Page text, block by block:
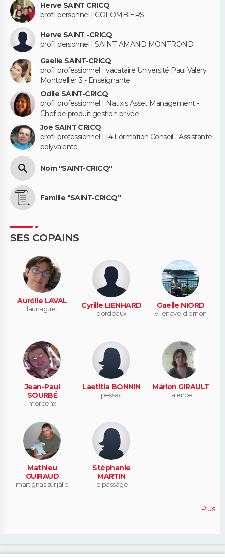
Herve SAINT CRICQ
profil personnel | COLOMBIERS
Herve SAINT -CRICQ
profil personnel | SAINT AMAND MONTROND
Gaelle SAINT-CRICQ
profil professionnel | vacataire Université Paul Valery
Montpellier 3 - Enseignante
Odile SAINT-CRICQ
profil professionnel | Natixis Asset Management -
Chef de produit gestion privée
Joe SAINT CRICQ
profil professionnel | I4 Formation Conseil - Assistante
polyvalente
Nom "SAINT-CRICQ"
Famille "SAINT-CRICQ"
SES COPAINS
Aurélie LAVAL
launaguet Cyrille LIENHARD
bordeaux
Gaelle NIORD
villenave-d'ornon
Jean-Paul
SOURBÉ
morcenx
Laetitia BONNIN
pessac
Marion GIRAULT
talence
Mathieu
GUIRAUD
martignas sur jalle
Stéphanie
MARTIN
le passage
Plus